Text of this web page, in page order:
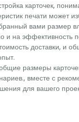
карточек,
печати может
вами размер
и на эффективность
доставки, и
размеры
вместе с
для вашего